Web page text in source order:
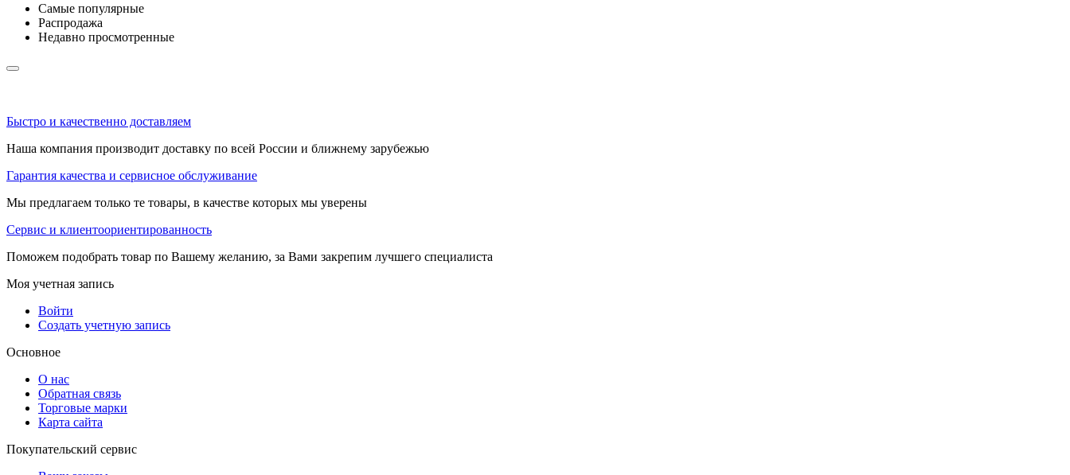
Самые популярные
Распродажа
Недавно просмотренные
Быстро и качественно доставляем
Наша компания производит доставку по всей России и ближнему зарубежью
Гарантия качества и сервисное обслуживание
Мы предлагаем только те товары, в качестве которых мы уверены
Сервис и клиентоориентированность
Поможем подобрать товар по Вашему желанию, за Вами закрепим лучшего специалиста
Моя учетная запись
Войти
Создать учетную запись
Основное
О нас
Обратная связь
Торговые марки
Карта сайта
Покупательский сервис